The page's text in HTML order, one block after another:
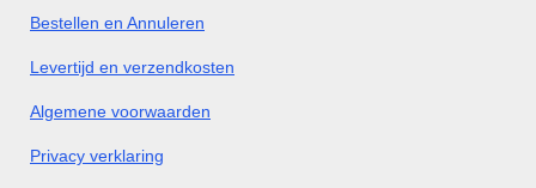
Bestellen en Annuleren
Levertijd en verzendkosten
Algemene voorwaarden
Privacy verklaring